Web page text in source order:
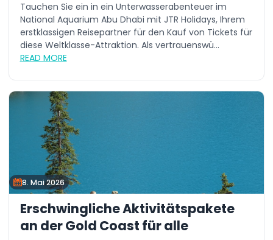
Tauchen Sie ein in ein Unterwasserabenteuer im
National Aquarium Abu Dhabi mit JTR Holidays, Ihrem
erstklassigen Reisepartner für den Kauf von Tickets für
diese Weltklasse-Attraktion. Als vertrauenswü...
READ MORE
8. Mai 2026
Erschwingliche Aktivitätspakete
an der Gold Coast für alle